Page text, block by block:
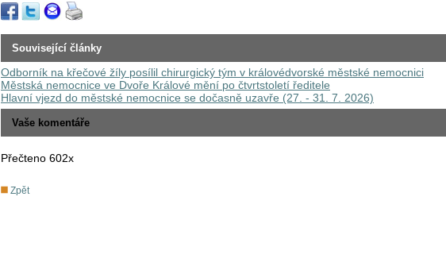
Související články
Odborník na křečové žíly posílil chirurgický tým v královédvorské městské nemocnici
Městská nemocnice ve Dvoře Králové mění po čtvrtstoletí ředitele
Hlavní vjezd do městské nemocnice se dočasně uzavře (27. - 31. 7. 2026)
Vaše komentáře
Přečteno 602x
Zpět